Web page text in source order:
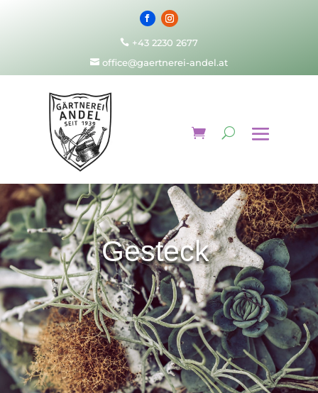
 +43 2230 2677
office@gaertnerei-andel.at
Gesteck